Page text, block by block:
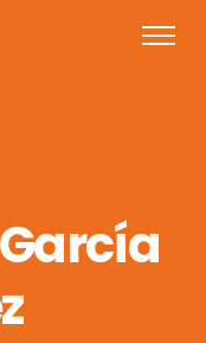
García
z